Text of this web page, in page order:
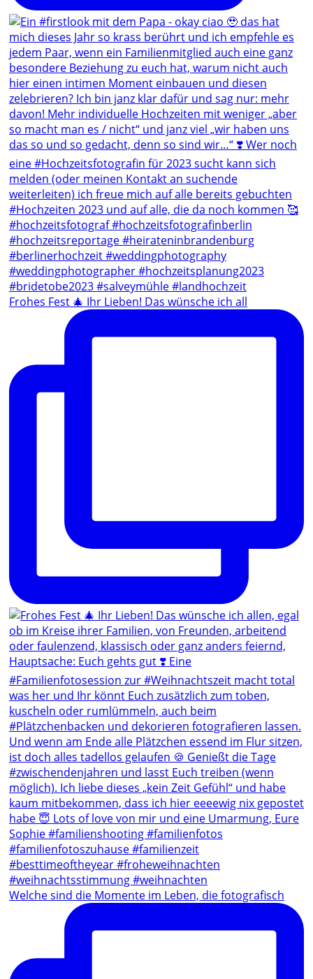
Frohes Fest 🎄 Ihr Lieben! Das wünsche ich all
Welche sind die Momente im Leben, die fotografisch